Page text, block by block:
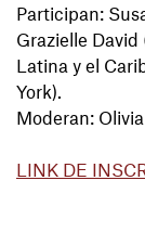
Participan:
Grazielle
Latina y el
York).
Moderan:
LINK DE